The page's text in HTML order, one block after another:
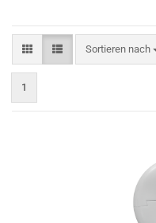
Sortieren nach
1